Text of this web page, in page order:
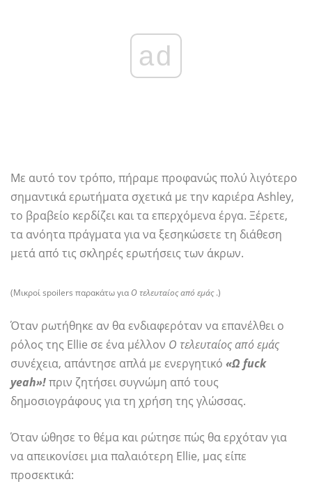
ad
Με αυτό τον τρόπο, πήραμε προφανώς πολύ λιγότερο
σημαντικά ερωτήματα σχετικά με την καριέρα Ashley,
το βραβείο κερδίζει και τα επερχόμενα έργα. Ξέρετε,
τα ανόητα πράγματα για να ξεσηκώσετε τη διάθεση
μετά από τις σκληρές ερωτήσεις των άκρων.
(Μικροί spoilers παρακάτω για Ο τελευταίος από εμάς.)
Όταν ρωτήθηκε αν θα ενδιαφερόταν να επανέλθει ο
ρόλος της Ellie σε ένα μέλλον Ο τελευταίος από εμάς
συνέχεια, απάντησε απλά με ενεργητικό «Ω fuck
yeah»!πριν ζητήσει συγνώμη από τους
δημοσιογράφους για τη χρήση της γλώσσας.
Όταν ώθησε το θέμα και ρώτησε πώς θα ερχόταν για
να απεικονίσει μια παλαιότερη Ellie, μας είπε
προσεκτικά: